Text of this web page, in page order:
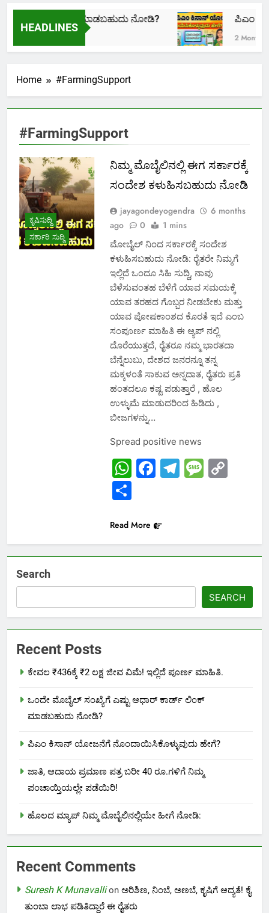
HEADLINES
ಕಾರ್ಡ್ ಲಿಂಕ್ ಮಾಡಬಹುದು ನೋಡಿ? ಪಿಎಂ
2 Months
Home #FarmingSupport
#FarmingSupport
ಕೃಷಿಸುದ್ದಿ
ಸರ್ಕಾರಿ ಸುದ್ದಿ
ನಿಮ್ಮ ಮೊಬೈಲಿನಲ್ಲಿ ಈಗ ಸರ್ಕಾರಕ್ಕೆ
ಸಂದೇಶ ಕಳುಹಿಸಬಹುದು ನೋಡಿ
jayagondeyogendra
6 months
ago
0 1 mins
ಮೋಬೈಲ್ ನಿಂದ ಸರ್ಕಾರಕ್ಕೆ ಸಂದೇಶ
ಕಳುಹಿಸಬಹುದು ನೋಡಿ: ರೈತರೇ ನಿಮ್ಮಗೆ
ಇಲ್ಲಿದೆ ಒಂದೂ ಸಿಹಿ ಸುದ್ದಿ, ನಾವು
ಬೆಳೆಸುವಂತಹ ಬೆಳೆಗೆ ಯಾವ ಸಮಯಕ್ಕೆ
ಯಾವ ತರಹದ ಗೊಬ್ಬರ ನೀಡಬೇಕು ಮತ್ತು
ಯಾವ ಪೋಷಕಾಂಶದ ಕೊರತೆ ಇದೆ ಎಂಬ
ಸಂಪೂರ್ಣ ಮಾಹಿತಿ ಈ ಆ್ಯಪ್ ನಲ್ಲಿ
ದೊರೆಯುತ್ತದೆ, ರೈತರೂ ನಮ್ಮ ಭಾರತದಾ
ಬೆನ್ನೆಲುಬು, ದೇಶದ ಜನರನ್ನೂ ತನ್ನ
ಮಕ್ಕಳಂತೆ ಸಾಕುವ ಅನ್ನದಾತ, ರೈತರು ಪ್ರತಿ
ಹಂತದಲೂ ಕಷ್ಟ ಪಡುತ್ತಾರೆ , ಹೊಲ
ಉಳ್ಳುಮೆ ಮಾಡುದರಿಂದ ಹಿಡಿದು ,
ಬೀಜಗಳನ್ನು…
Spread positive news
WhatsApp
Facebook
Telegram
Share
Read More
Search
SEARCH
Recent Posts
ಕೇವಲ ₹436ಕ್ಕೆ ₹2 ಲಕ್ಷ ಜೀವ ವಿಮೆ! ಇಲ್ಲಿದೆ ಪೂರ್ಣ ಮಾಹಿತಿ.
ಒಂದೇ ಮೊಬೈಲ್ ಸಂಖ್ಯೆಗೆ ಎಷ್ಟು ಆಧಾರ್ ಕಾರ್ಡ್ ಲಿಂಕ್
ಮಾಡಬಹುದು ನೋಡಿ?
ಪಿಎಂ ಕಿಸಾನ್ ಯೋಜನೆಗೆ ನೊಂದಾಯಿಸಿಕೊಳ್ಳುವುದು ಹೇಗೆ?
ಜಾತಿ, ಆದಾಯ ಪ್ರಮಾಣ ಪತ್ರ ಬರೀ 40 ರೂ.ಗಳಿಗೆ ನಿಮ್ಮ
ಪಂಚಾಯ್ತಿಯಲ್ಲೇ ಪಡೆಯಿರಿ!
ಹೊಲದ ಮ್ಯಾಪ್ ನಿಮ್ಮ ಮೊಬೈಲಿನಲ್ಲಿಯೇ ಹೀಗೆ ನೋಡಿ:
Recent Comments
Suresh K Munavallion ಅರಿಶಿಣ, ನಿಂಬೆ, ಅಣಬೆ, ಕೃಷಿಗೆ ಆದ್ಯತೆ! ಕೈ
ತುಂಬಾ ಲಾಭ ಪಡಿತಿದ್ದಾರೆ ಈ ರೈತರು